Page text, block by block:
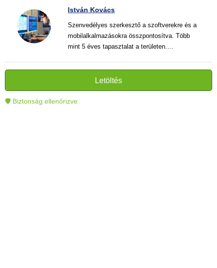
István Kovács
Szenvedélyes szerkesztő a szoftverekre és a
mobilalkalmazásokra összpontosítva. Több
mint 5 éves tapasztalat a területen.
és informatív szövegek alkotója, amelyek
segítik az olvasókat a modern technológia jobb
megértésében és használatában.
Letöltés
🛡 Biztonság ellenőrizve